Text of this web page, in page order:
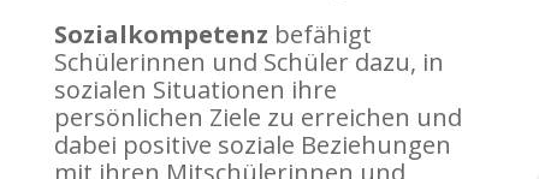
Sozialkompetenz befähigt
Schülerinnen und Schüler dazu, in
sozialen Situationen ihre
persönlichen Ziele zu erreichen und
dabei positive soziale Beziehungen
mit ihren Mitschülerinnen und